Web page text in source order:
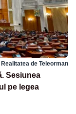
Realitatea de Teleorman
Sesiunea
pe legea